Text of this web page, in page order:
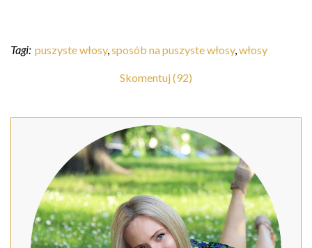
Tagi: puszyste włosy,sposób na puszyste włosy,włosy
Skomentuj (92)